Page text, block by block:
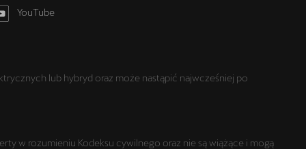
YouTube
lub hybryd oraz może nastąpić najwcześniej po
w rozumieniu Kodeksu cywilnego oraz nie są wiążące i mogą